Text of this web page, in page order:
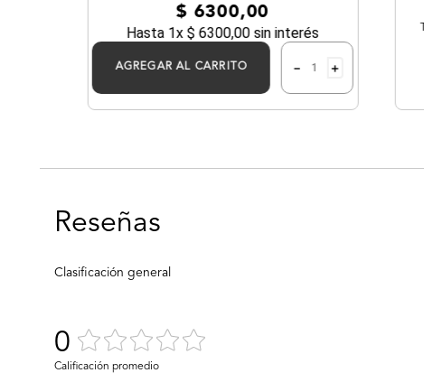
$ 6300,00
Hasta 1x $ 6300,00sin interés
AGREGAR AL CARRITO ＋
－
0